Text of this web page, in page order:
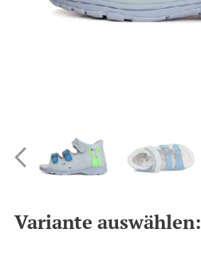
Variante auswählen: